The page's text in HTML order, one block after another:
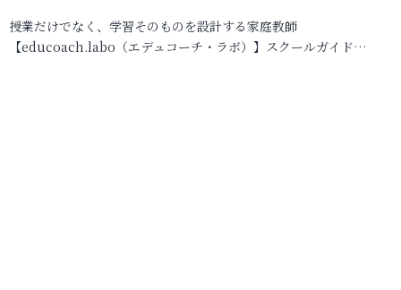
授業だけでなく、学習そのものを設計する家庭教師
【educoach.labo（エデュコーチ・ラボ）】スクールガイド…